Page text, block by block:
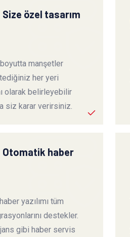
Size özel tasarım
manşetler
her yeri
olarak belirleyebilir
siz karar verirsiniz.
Otomatik haber
yazılımı tüm
destekler.
gibi haber servis